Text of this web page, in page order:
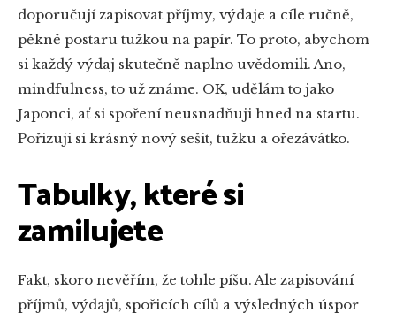
doporučují zapisovat příjmy, výdaje a cíle ručně,
pěkně postaru tužkou na papír. To proto, abychom
si každý výdaj skutečně naplno uvědomili. Ano,
mindfulness, to už známe. OK, udělám to jako
Japonci, ať si spoření neusnadňuji hned na startu.
Pořizuji si krásný nový sešit, tužku a ořezávátko.
Tabulky, které si
zamilujete
Fakt, skoro nevěřím, že tohle píšu. Ale zapisování
příjmů, výdajů, spořicích cílů a výsledných úspor